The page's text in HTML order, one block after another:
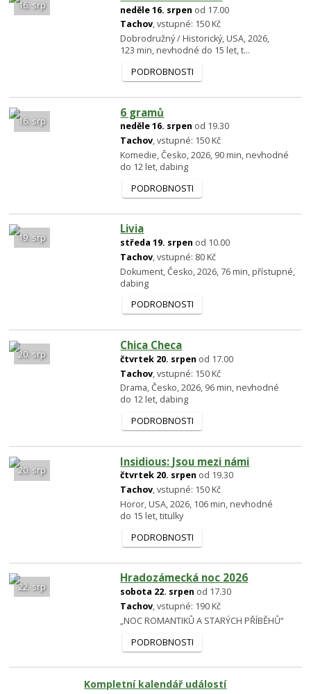
16. srp neděle 16. srpen od 17.00
Tachov, vstupné: 150 Kč
Dobrodružný / Historický, USA, 2026,
123 min, nevhodné do 15 let, t...
PODROBNOSTI
16. srp
6 gramů
neděle 16. srpen od 19.30
Tachov, vstupné: 150 Kč
Komedie, Česko, 2026, 90 min, nevhodné
do 12 let, dabing
PODROBNOSTI
19. srp
Livia
středa 19. srpen od 10.00
Tachov, vstupné: 80 Kč
Dokument, Česko, 2026, 76 min, přístupné,
dabing
PODROBNOSTI
20. srp
Chica Checa
čtvrtek 20. srpen od 17.00
Tachov, vstupné: 150 Kč
Drama, Česko, 2026, 96 min, nevhodné
do 12 let, dabing
PODROBNOSTI
20. srp
Insidious: Jsou mezi námi
čtvrtek 20. srpen od 19.30
Tachov, vstupné: 150 Kč
Horor, USA, 2026, 106 min, nevhodné
do 15 let, titulky
PODROBNOSTI
22. srp
Hradozámecká noc 2026
sobota 22. srpen od 17.30
Tachov, vstupné: 190 Kč
„NOC ROMANTIKŮ A STARÝCH PŘÍBĚHŮ“
PODROBNOSTI
Kompletní kalendář událostí